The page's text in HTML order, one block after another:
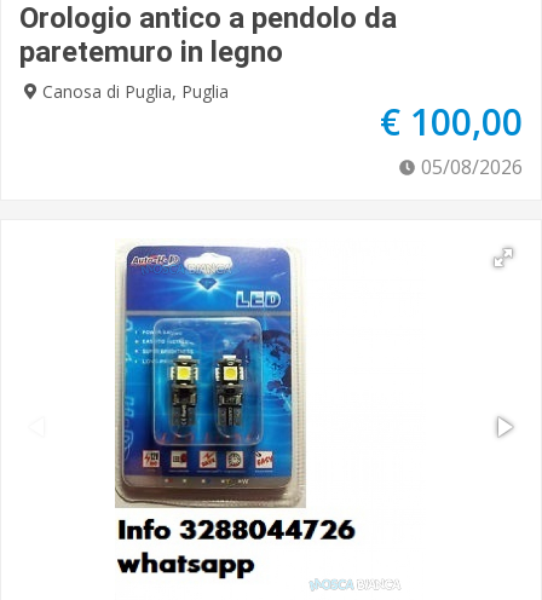
Orologio antico a pendolo da
paretemuro in legno
Canosa di Puglia, Puglia
€ 100,00
05/08/2026